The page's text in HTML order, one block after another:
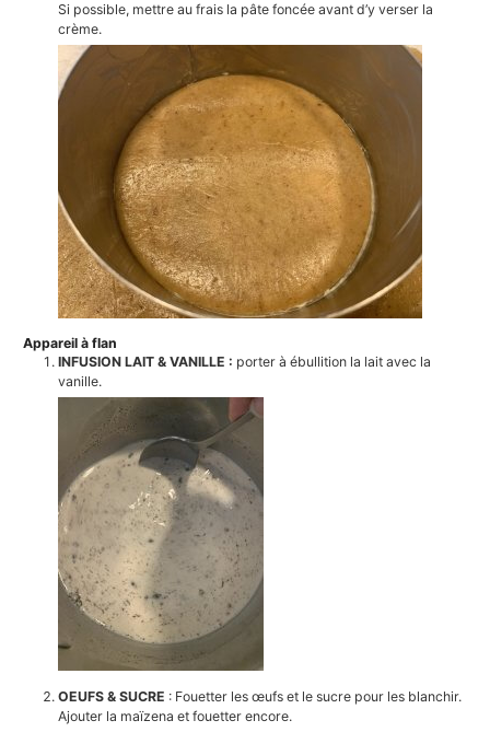
Si possible, mettre au frais la pâte foncée avant d’y verser la
crème.
Appareil à flan
INFUSION LAIT & VANILLE : porter à ébullition la lait avec la
vanille.
OEUFS & SUCRE : Fouetter les œufs et le sucre pour les blanchir.
Ajouter la maïzena et fouetter encore.